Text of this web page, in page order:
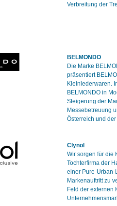
Verbreitung der
BELMONDO
Die Marke
präsentiert
Kleinlederwaren.
BELMONDO in
Steigerung der
Messebetreuung
Österreich und
Clynol
Wir sorgen für die
Tochterfirma der
einer Pure-Urban-
Markenauftritt zu
Feld der externen